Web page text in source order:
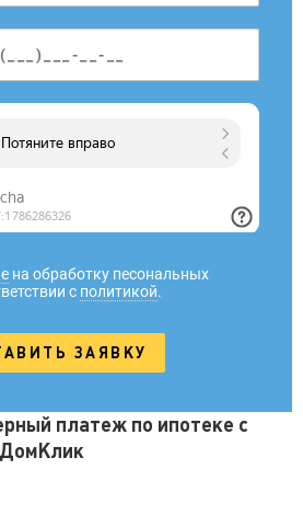
на обработку песональных
с политикой.
платеж по ипотеке с